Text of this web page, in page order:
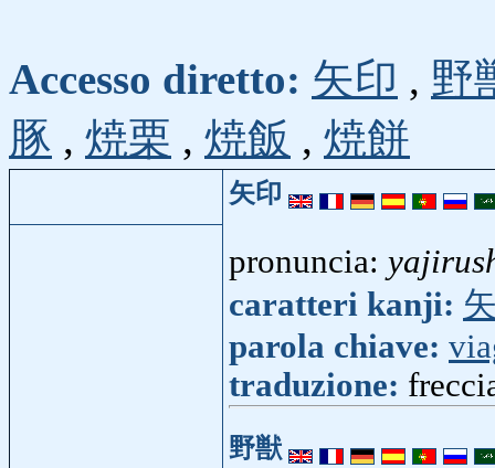
Accesso diretto: 矢印 , 野
豚 , 焼栗 , 焼飯 , 焼餅
矢印
pronuncia:
caratteri kanji:
parola chiave:
traduzione:
野獣